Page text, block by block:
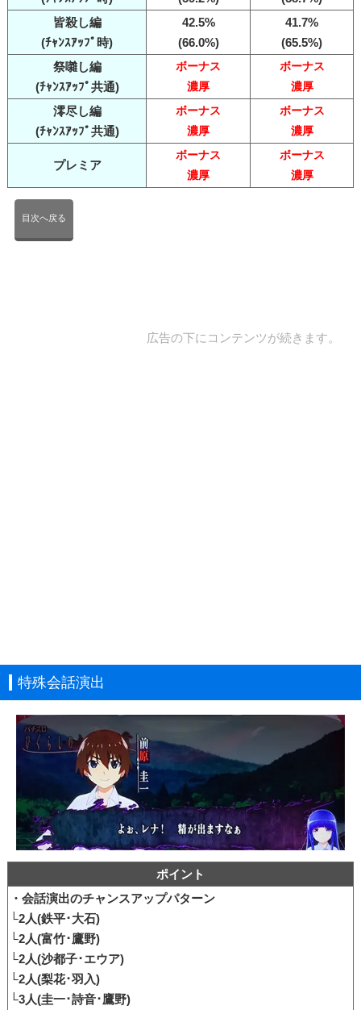
皆殺し編
(ﾁｬﾝｽｱｯﾌﾟ時)
42.5%
(66.0%)
41.7%
(65.5%)
祭囃し編
(ﾁｬﾝｽｱｯﾌﾟ共通)
ボーナス
濃厚
ボーナス
濃厚
澪尽し編
(ﾁｬﾝｽｱｯﾌﾟ共通)
ボーナス
濃厚
ボーナス
濃厚
プレミア
ボーナス
濃厚
ボーナス
濃厚
目次へ戻る
広告の下にコンテンツが続きます。
特殊会話演出
ポイント
・会話演出のチャンスアップパターン
└2人(鉄平･大石)
└2人(富竹･鷹野)
└2人(沙都子･エウア)
└2人(梨花･羽入)
└3人(圭一･詩音･鷹野)